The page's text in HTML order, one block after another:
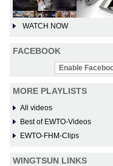
WATCH NOW
FACEBOOK
Enable
MORE PLAYLISTS
All videos
Best of EWTO-Videos
EWTO-FHM-Clips
WINGTSUN LINKS